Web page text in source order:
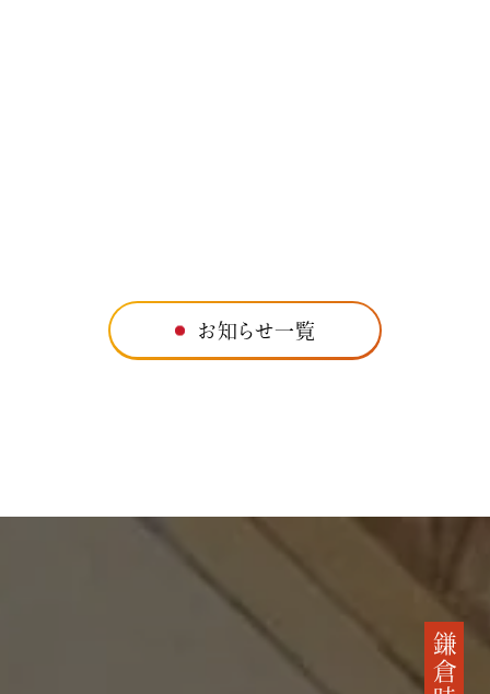
お知らせ一覧